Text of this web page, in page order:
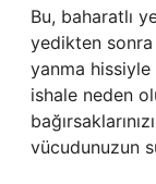
Bu, baharatlı
yedikten sonra
yanma
ishale neden
vücudunuzun